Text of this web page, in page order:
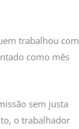
trabalhou com
como mês
sem justa
o trabalhador